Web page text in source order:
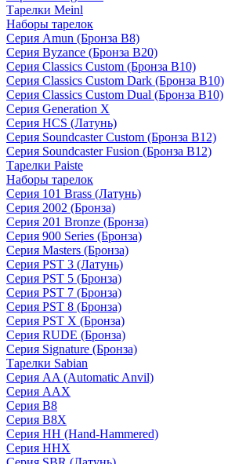
Тарелки Meinl
Наборы тарелок
Серия Amun (Бронза B8)
Серия Byzance (Бронза B20)
Серия Classics Custom (Бронза B10)
Серия Classics Custom Dark (Бронза B10)
Серия Classics Custom Dual (Бронза B10)
Серия Generation X
Серия HCS (Латунь)
Серия Soundcaster Custom (Бронза B12)
Серия Soundcaster Fusion (Бронза B12)
Тарелки Paiste
Наборы тарелок
Серия 101 Brass (Латунь)
Серия 2002 (Бронза)
Серия 201 Bronze (Бронза)
Серия 900 Series (Бронза)
Серия Masters (Бронза)
Серия PST 3 (Латунь)
Серия PST 5 (Бронза)
Серия PST 7 (Бронза)
Серия PST 8 (Бронза)
Серия PST X (Бронза)
Серия RUDE (Бронза)
Серия Signature (Бронза)
Тарелки Sabian
Серия AA (Automatic Anvil)
Серия AAX
Серия B8
Серия B8X
Серия HH (Hand-Hammered)
Серия HHX